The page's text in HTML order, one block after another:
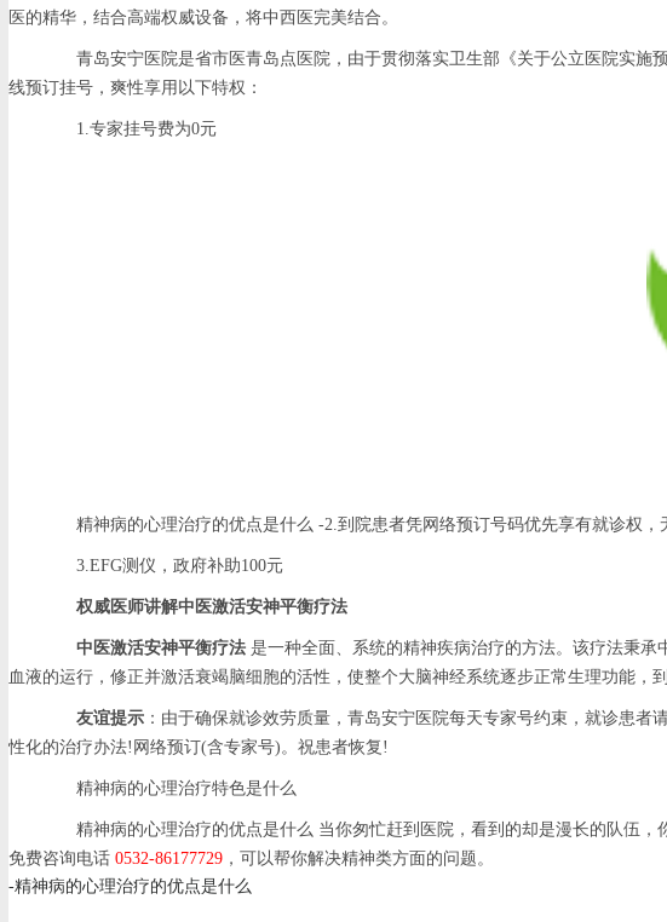
医的精华，结合高端权威设备，将中西医完美结合。
青岛安宁医院是省市医青岛点医院，由于贯彻落实卫生部《关于公立医院实施
线预订挂号，爽性享用以下特权：
1.专家挂号费为0元
精神病的心理治疗的优点是什么 -2.到院患者凭网络预订号码优先享有就诊权，
3.EFG测仪，政府补助100元
权威医师讲解中医激活安神平衡疗法
中医激活安神平衡疗法是一种全面、系统的精神疾病治疗的方法。该疗法秉承
血液的运行，修正并激活衰竭脑细胞的活性，使整个大脑神经系统逐步正常生理功能，到
友谊提示：由于确保就诊效劳质量，青岛安宁医院每天专家号约束，就诊患者
性化的治疗办法!网络预订(含专家号)。祝患者恢复!
精神病的心理治疗特色是什么
精神病的心理治疗的优点是什么 当你匆忙赶到医院，看到的却是漫长的队伍，
免费咨询电话 0532-86177729，可以帮你解决精神类方面的问题。
-精神病的心理治疗的优点是什么